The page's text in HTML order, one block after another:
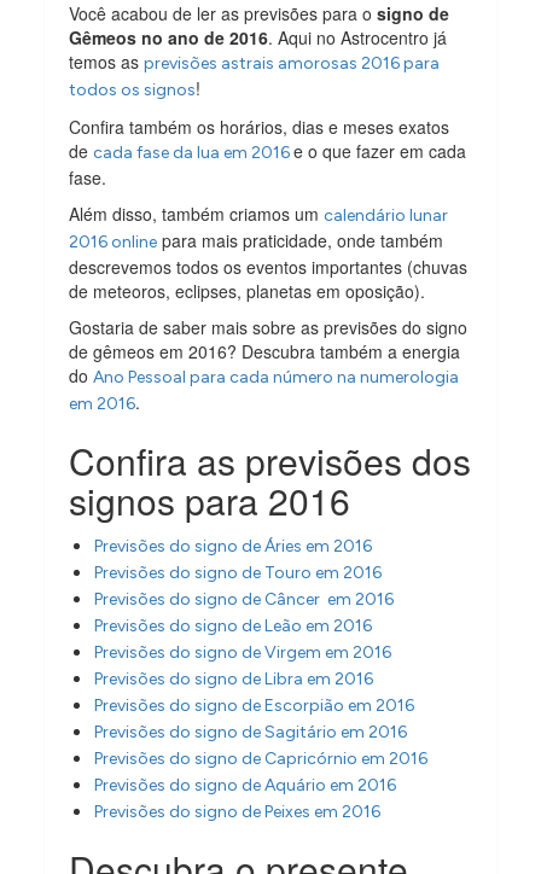
Você acabou de ler as previsões para osigno de
Gêmeos no ano de 2016. Aqui no Astrocentro já
temos asprevisões astrais amorosas 2016 para
todos os signos!
Confira também os horários, dias e meses exatos
decada fase da lua em 2016e o que fazer em cada
fase.
Além disso, também criamos umcalendário lunar
2016 online para mais praticidade, onde também
descrevemos todos os eventos importantes (chuvas
de meteoros, eclipses, planetas em oposição).
Gostaria de saber mais sobre as previsões do signo
de gêmeos em 2016? Descubra também a energia
doAno Pessoal para cada número na numerologia
em 2016.
Confira as previsões dos
signos para 2016
Previsões do signo de Áries em 2016
Previsões do signo de Touro em 2016
Previsões do signo de Câncer em 2016
Previsões do signo de Leão em 2016
Previsões do signo de Virgem em 2016
Previsões do signo de Libra em 2016
Previsões do signo de Escorpião em 2016
Previsões do signo de Sagitário em 2016
Previsões do signo de Capricórnio em 2016
Previsões do signo de Aquário em 2016
Previsões do signo de Peixes em 2016